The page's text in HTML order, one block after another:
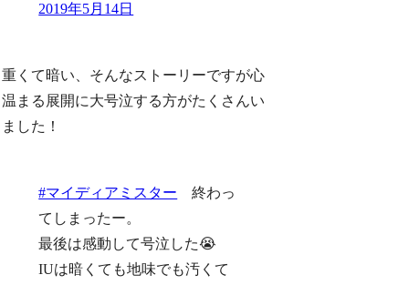
2019年5月14日
重くて暗い、そんなストーリーですが心
温まる展開に大号泣する方がたくさんい
ました！
#マイディアミスター 終わっ
てしまったー。
最後は感動して号泣した😭
IUは暗くても地味でも汚くて